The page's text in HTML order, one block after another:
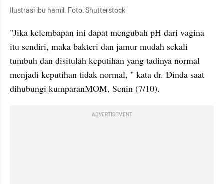
Ilustrasi ibu hamil. Foto: Shutterstock
"Jika kelembapan ini dapat mengubah pH dari vagina
itu sendiri, maka bakteri dan jamur mudah sekali
tumbuh dan disitulah keputihan yang tadinya normal
menjadi keputihan tidak normal, " kata dr. Dinda saat
dihubungi kumparanMOM, Senin (7/10).
ADVERTISEMENT